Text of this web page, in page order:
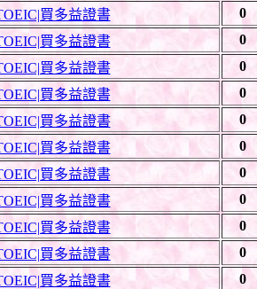
買多益證書
0
買多益證書
0
買多益證書
0
買多益證書
0
買多益證書
0
買多益證書
0
買多益證書
0
買多益證書
0
買多益證書
0
買多益證書
0
買多益證書
0